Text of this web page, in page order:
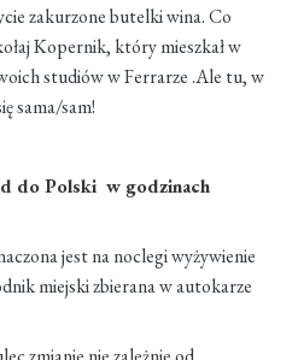
zakurzone butelki wina. Co
Kopernik, który mieszkał w
studiów w Ferrarze .Ale tu, w
sama/sam!
do Polski w godzinach
jest na noclegi wyżywienie
miejski zbierana w autokarze